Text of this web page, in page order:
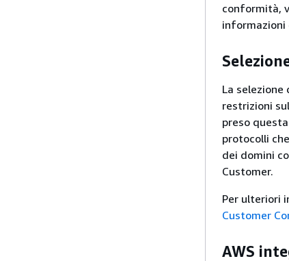
conformità,
informazioni
La
restrizioni
preso
protocolli
dei domini
Customer.
Per ulteriori
Customer
AWS